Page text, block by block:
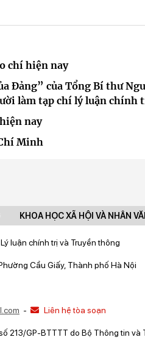
chí hiện nay
Đảng” của Tổng Bí thư
làm tạp chí lý luận chính
nay
Minh
KHOA HỌC XÃ HỘI VÀ NHÂN
luận chính trị và Truyền thông
Cầu Giấy, Thành phố Hà Nội
- Liên hệ tòa soạn
213/GP-BTTTT do Bộ Thông tin và